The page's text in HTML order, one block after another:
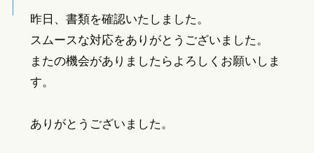
昨日、書類を確認いたしました。
スムースな対応をありがとうございました。
またの機会がありましたらよろしくお願いしま
す。
ありがとうございました。